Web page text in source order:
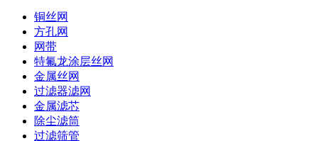
铜丝网
方孔网
网带
特氟龙涂层丝网
金属丝网
过滤器滤网
金属滤芯
除尘滤筒
过滤筛管